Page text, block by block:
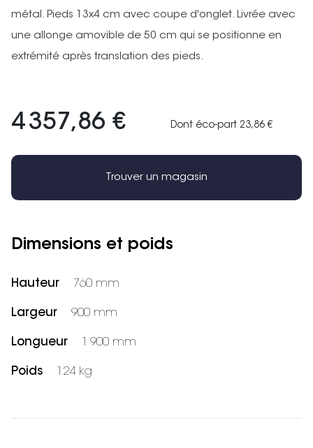
métal. Pieds 13x4 cm avec coupe d'onglet. Livrée avec
une allonge amovible de 50 cm qui se positionne en
extrémité après translation des pieds.
4 357,86 € Dont éco-part 23,86 €
Trouver un magasin
Dimensions et poids
Hauteur 760 mm
Largeur 900 mm
Longueur 1 900 mm
Poids 124 kg